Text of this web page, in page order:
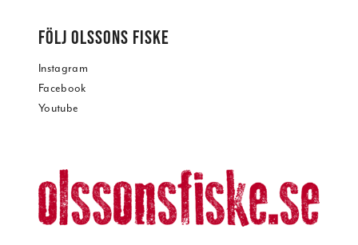
FÖLJ OLSSONS FISKE
Instagram
Facebook
Youtube